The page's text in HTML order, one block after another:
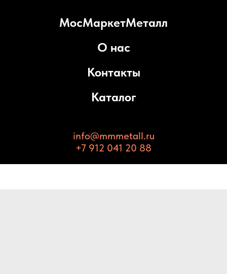
МосМаркетМеталл
О нас
Контакты
Каталог
info@mmmetall.ru
+7 912 041 20 88